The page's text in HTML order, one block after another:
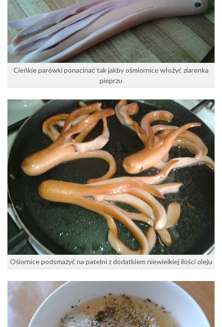
Cieńkie parówki ponacinać tak jakby ośmiornice włożyć ziarenka
pieprzu
Ośiornice podsmażyć na patelni z dodatkiem niewielkiej ilości oleju